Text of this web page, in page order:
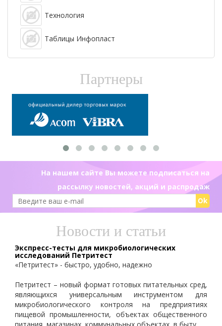
Технология
Таблицы Инфопласт
Партнеры
На нашем сайте Вы можете подписаться на
рассылку новостей, акций и распродаж
Ok
Новости и статьи
Экспресс-тесты для микробиологических
исследований Петритест
«Петритест» - быстро, удобно, надежно
Петритест – новый формат готовых питательных сред,
являющихся универсальным инструментом для
микробиологического контроля на предприятиях
пищевой промышленности, объектах общественного